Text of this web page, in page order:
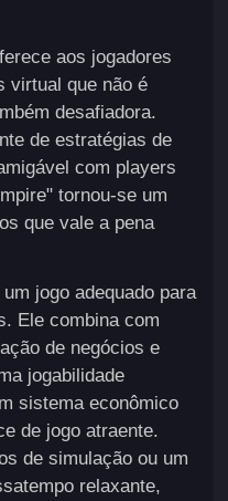
aos jogadores
virtual que não é
desafiadora.
de estratégias de
com players
tornou-se um
que vale a pena
jogo adequado para
Ele combina com
de negócios e
jogabilidade
sistema econômico
de jogo atraente.
de simulação ou um
relaxante,